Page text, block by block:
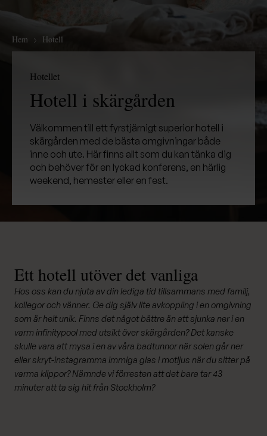
Hem Hotell
Hotellet
Hotell i skärgården
Välkommen till ett fyrstjärnigt superior hotell i
skärgården med de bästa omgivningar både
inne och ute. Här finns allt som du kan tänka dig
och behöver för en lyckad konferens, en härlig
weekend, hemester eller en fest.
Ett hotell utöver det vanliga
Hos oss kan du njuta av din lediga tid tillsammans med familj,
kollegor och vänner. Ge dig själv lite avkoppling i en omgivning
som är helt unik. Finns det något bättre än att sjunka ner i en
varm infinitypool med utsikt över skärgården? Det kanske
skulle vara att mysa i en av våra badtunnor när solen går ner
eller skryt-instagramma immiga glas i motljus när du sitter på
varma klippor? Nämnde vi förresten att det bara tar 43
minuter att ta sig hit från Stockholm?